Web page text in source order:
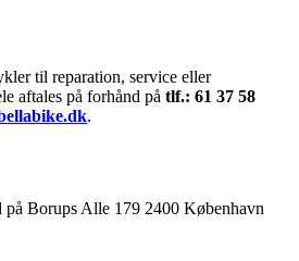
til reparation, service eller
aftales på forhånd på tlf.: 61 37 58
.
Borups Alle 179 2400 København